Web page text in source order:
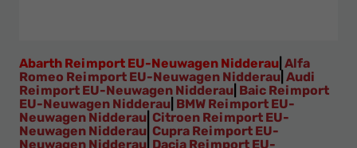
Abarth Reimport EU-Neuwagen Nidderau Alfa
Romeo Reimport EU-Neuwagen Nidderau Audi
Reimport EU-Neuwagen Nidderau Baic Reimport
EU-Neuwagen Nidderau BMW Reimport EU-
Neuwagen Nidderau Citroen Reimport EU-
Neuwagen Nidderau Cupra Reimport EU-
Neuwagen Nidderau Dacia Reimport EU-